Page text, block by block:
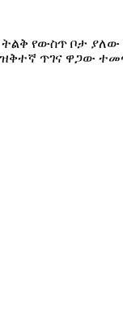
ትልቅ የውስጥ ቦታ
ዝቅተኛ ጥገና ዋጋው